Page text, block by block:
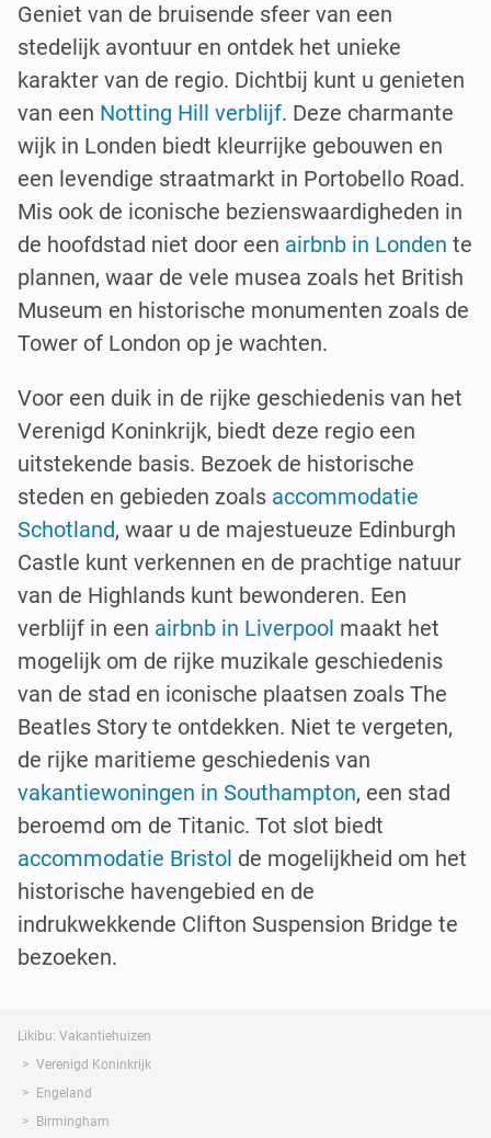
Geniet van de bruisende sfeer van een
stedelijk avontuur en ontdek het unieke
karakter van de regio. Dichtbij kunt u genieten
van een Notting Hill verblijf. Deze charmante
wijk in Londen biedt kleurrijke gebouwen en
een levendige straatmarkt in Portobello Road.
Mis ook de iconische bezienswaardigheden in
de hoofdstad niet door een airbnb in Londen te
plannen, waar de vele musea zoals het British
Museum en historische monumenten zoals de
Tower of London op je wachten.
Voor een duik in de rijke geschiedenis van het
Verenigd Koninkrijk, biedt deze regio een
uitstekende basis. Bezoek de historische
steden en gebieden zoals accommodatie
Schotland, waar u de majestueuze Edinburgh
Castle kunt verkennen en de prachtige natuur
van de Highlands kunt bewonderen. Een
verblijf in een airbnb in Liverpool maakt het
mogelijk om de rijke muzikale geschiedenis
van de stad en iconische plaatsen zoals The
Beatles Story te ontdekken. Niet te vergeten,
de rijke maritieme geschiedenis van
vakantiewoningen in Southampton, een stad
beroemd om de Titanic. Tot slot biedt
accommodatie Bristol de mogelijkheid om het
historische havengebied en de
indrukwekkende Clifton Suspension Bridge te
bezoeken.
Likibu: Vakantiehuizen
Verenigd Koninkrijk
Engeland
Birmingham